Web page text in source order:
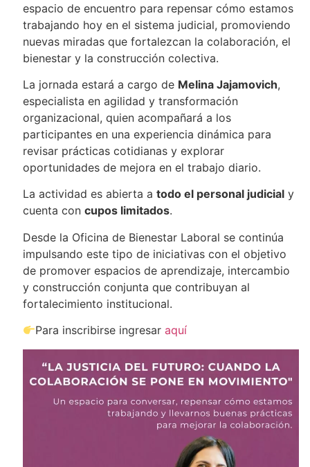
espacio de encuentro para repensar cómo estamos
trabajando hoy en el sistema judicial, promoviendo
nuevas miradas que fortalezcan la colaboración, el
bienestar y la construcción colectiva.
La jornada estará a cargo de Melina Jajamovich,
especialista en agilidad y transformación
organizacional, quien acompañará a los
participantes en una experiencia dinámica para
revisar prácticas cotidianas y explorar
oportunidades de mejora en el trabajo diario.
La actividad es abierta a todo el personal judicialy
cuenta con cupos limitados.
Desde la Oficina de Bienestar Laboral se continúa
impulsando este tipo de iniciativas con el objetivo
de promover espacios de aprendizaje, intercambio
y construcción conjunta que contribuyan al
fortalecimiento institucional.
Para inscribirse ingresar aquí